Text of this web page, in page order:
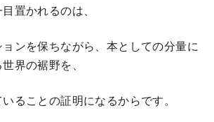
置かれるのは、
ンを保ちながら、本としての分量に
界の裾野を、
ることの証明になるからです。